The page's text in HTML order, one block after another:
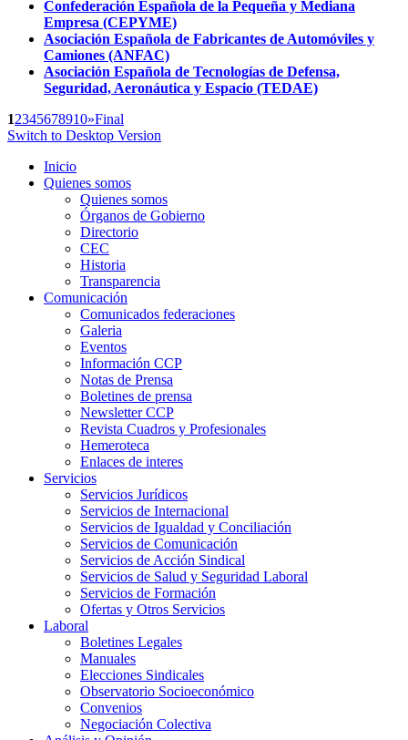
Confederación Española de la Pequeña y Mediana
Empresa (CEPYME)
Asociación Española de Fabricantes de Automóviles y
Camiones (ANFAC)
Asociación Española de Tecnologías de Defensa,
Seguridad, Aeronáutica y Espacio (TEDAE)
12345678910»Final
Switch to Desktop Version
Inicio
Quienes somos
Quienes somos
Órganos de Gobierno
Directorio
CEC
Historia
Transparencia
Comunicación
Comunicados federaciones
Galeria
Eventos
Información CCP
Notas de Prensa
Boletines de prensa
Newsletter CCP
Revista Cuadros y Profesionales
Hemeroteca
Enlaces de interes
Servicios
Servicios Jurídicos
Servicios de Internacional
Servicios de Igualdad y Conciliación
Servicios de Comunicación
Servicios de Acción Sindical
Servicios de Salud y Seguridad Laboral
Servicios de Formación
Ofertas y Otros Servicios
Laboral
Boletines Legales
Manuales
Elecciones Sindicales
Observatorio Socioeconómico
Convenios
Negociación Colectiva